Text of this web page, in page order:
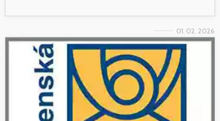
01. 02. 2026